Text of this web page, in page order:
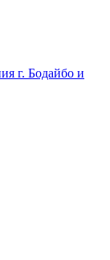
г. Бодайбо и